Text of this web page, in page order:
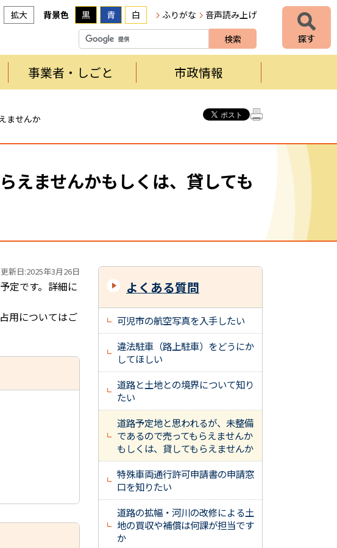
拡大 背景色 黒 青 白 ふりがな 音声読み上げ
事業者・しごと 市政情報
ませんか
えませんかもしくは、貸しても
更新日:2025年3月26日
定です。詳細に
用についてはご
よくある質問
可児市の航空写真を入手したい
違法駐車（路上駐車）をどうにか
してほしい
道路と土地との境界について知り
たい
道路予定地と思われるが、未整備
であるので売ってもらえませんか
もしくは、貸してもらえませんか
特殊車両通行許可申請書の申請窓
口を知りたい
道路の拡幅・河川の改修による土
地の買収や補償は何課が担当です
か